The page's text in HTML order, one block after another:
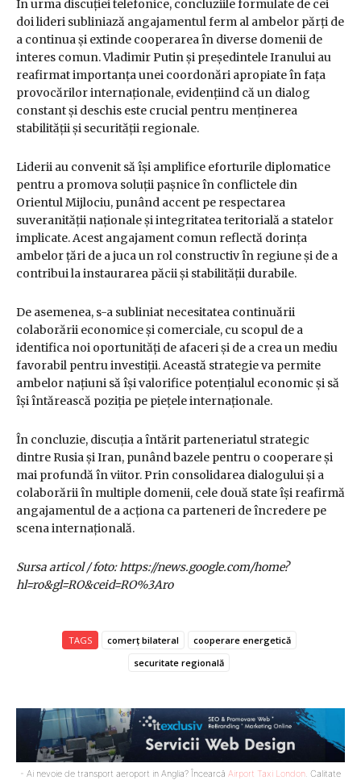
În urma discuției telefonice, concluziile formulate de cei
doi lideri subliniază angajamentul ferm al ambelor părți de
a continua și extinde cooperarea în diverse domenii de
interes comun. Vladimir Putin și președintele Iranului au
reafirmat importanța unei coordonări apropiate în fața
provocărilor internaționale, evidențiind că un dialog
constant și deschis este crucial pentru menținerea
stabilității și securității regionale.
Liderii au convenit să își amplifice eforturile diplomatice
pentru a promova soluții pașnice în conflictele din
Orientul Mijlociu, punând accent pe respectarea
suveranității naționale și integritatea teritorială a statelor
implicate. Acest angajament comun reflectă dorința
ambelor țări de a juca un rol constructiv în regiune și de a
contribui la instaurarea păcii și stabilității durabile.
De asemenea, s-a subliniat necesitatea continuării
colaborării economice și comerciale, cu scopul de a
identifica noi oportunități de afaceri și de a crea un mediu
favorabil pentru investiții. Această strategie va permite
ambelor națiuni să își valorifice potențialul economic și să
își întărească poziția pe piețele internaționale.
În concluzie, discuția a întărit parteneriatul strategic
dintre Rusia și Iran, punând bazele pentru o cooperare și
mai profundă în viitor. Prin consolidarea dialogului și a
colaborării în multiple domenii, cele două state își reafirmă
angajamentul de a acționa ca parteneri de încredere pe
scena internațională.
Sursa articol / foto: https://news.google.com/home?
hl=ro&gl=RO&ceid=RO%3Aro
TAGS comerț bilateral
cooperare energetică
securitate regională
- Ai nevoie de transport aeroport in Anglia? Încearcă Airport Taxi London. Calitate